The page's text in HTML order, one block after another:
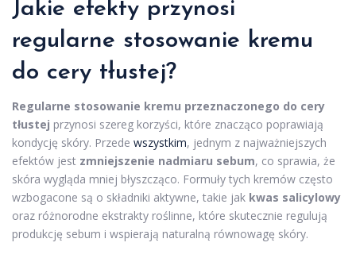
Jakie efekty przynosi
regularne stosowanie kremu
do cery tłustej?
Regularne stosowanie kremu przeznaczonego do cery
tłustej przynosi szereg korzyści, które znacząco poprawiają
kondycję skóry. Przede wszystkim, jednym z najważniejszych
efektów jest zmniejszenie nadmiaru sebum, co sprawia, że
skóra wygląda mniej błyszcząco. Formuły tych kremów często
wzbogacone są o składniki aktywne, takie jak kwas salicylowy
oraz różnorodne ekstrakty roślinne, które skutecznie regulują
produkcję sebum i wspierają naturalną równowagę skóry.